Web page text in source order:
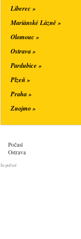
Liberec »
Mariánské Lázně »
Olomouc »
Ostrava »
Pardubice »
Plzeň »
Praha »
Znojmo »
Počasí
Ostrava
In-počasí